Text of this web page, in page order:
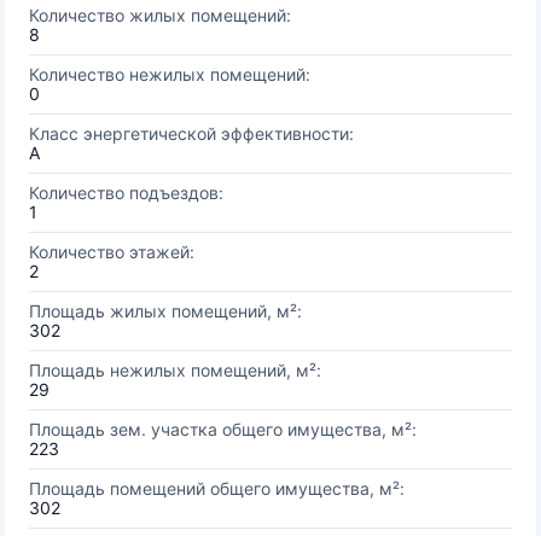
Количество жилых помещений:
8
Количество нежилых помещений:
0
Класс энергетической эффективности:
A
Количество подъездов:
1
Количество этажей:
2
Площадь жилых помещений, м²:
302
Площадь нежилых помещений, м²:
29
Площадь зем. участка общего имущества, м²:
223
Площадь помещений общего имущества, м²:
302